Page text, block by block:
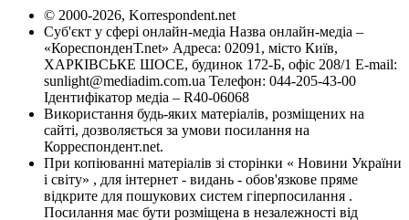
© 2000-2026, Korrespondent.net
Суб'єкт у сфері онлайн-медіа Назва онлайн-медіа –
«КореспонденТ.net» Адреса: 02091, місто Київ,
ХАРКІВСЬКЕ ШОСЕ, будинок 172-Б, офіс 208/1 E-mail:
sunlight@mediadim.com.ua Телефон: 044-205-43-00
Ідентифікатор медіа – R40-06068
Використання будь-яких матеріалів, розміщених на
сайті, дозволяється за умови посилання на
Корреспондент.net.
При копіюванні матеріалів зі сторінки « Новини України
і світу» , для інтернет - видань - обов'язкове пряме
відкрите для пошукових систем гіперпосилання .
Посилання має бути розміщена в незалежності від